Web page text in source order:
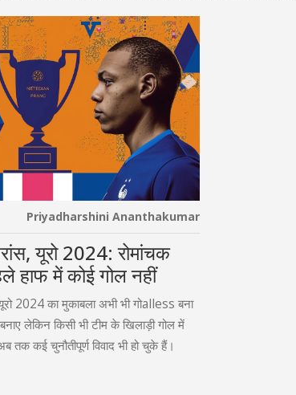
Priyadharshini Ananthakumar
यूरो 2024: रोमांचक
हाफ में कोई गोल नहीं
2024 का मुकाबला अभी भी गोalless बना
लेकिन किसी भी टीम के खिलाड़ी गोल में
तक कई चुनौतीपूर्ण विवाद भी हो चुके हैं।